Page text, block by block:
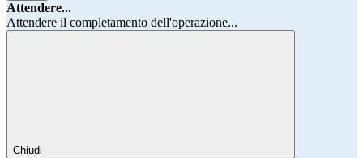
Attendere...
Attendere il completamento dell'operazione...
Chiudi